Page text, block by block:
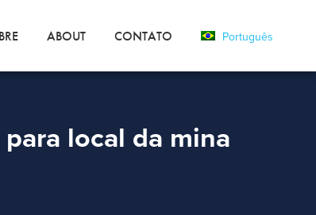
ABOUT CONTATO Português
local da mina